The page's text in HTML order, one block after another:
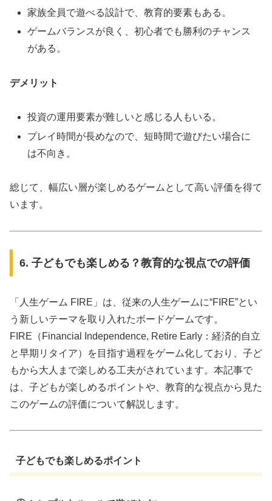
家族全員で遊べる設計で、教育的要素もある。
ゲームバランスが良く、初心者でも勝利のチャンス
がある。
デメリット
投資の運用要素が難しいと感じる人もいる。
プレイ時間が長めなので、短時間で遊びたい場合に
は不向き。
総じて、幅広い層が楽しめるゲームとして高い評価を得て
います。
6. 子どもでも楽しめる？教育的な視点での評価
「人生ゲーム FIRE」は、従来の人生ゲームに“FIRE”とい
う新しいテーマを取り入れたボードゲームです。
FIRE（Financial Independence, Retire Early：経済的自立
と早期リタイア）を目指す過程をゲーム化しており、子ど
もから大人まで楽しめる工夫がされています。本記事で
は、子どもが楽しめるポイントや、教育的な視点から見た
このゲームの評価について解説します。
子どもでも楽しめるポイント